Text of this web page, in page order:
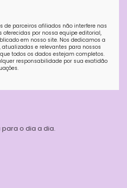
de parceiros afiliados não interfere nas
oferecidas por nossa equipe editorial,
em nosso site. Nos dedicamos a
atualizadas e relevantes para nossos
todos os dados estejam completos.
responsabilidade por sua exatidão
o dia a dia.